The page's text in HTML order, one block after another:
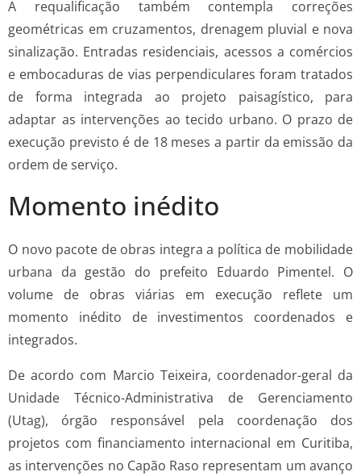
A requalificação também contempla correções
geométricas em cruzamentos, drenagem pluvial e nova
sinalização. Entradas residenciais, acessos a comércios
e embocaduras de vias perpendiculares foram tratados
de forma integrada ao projeto paisagístico, para
adaptar as intervenções ao tecido urbano. O prazo de
execução previsto é de 18 meses a partir da emissão da
ordem de serviço.
Momento inédito
O novo pacote de obras integra a política de mobilidade
urbana da gestão do prefeito Eduardo Pimentel. O
volume de obras viárias em execução reflete um
momento inédito de investimentos coordenados e
integrados.
De acordo com Marcio Teixeira, coordenador-geral da
Unidade Técnico-Administrativa de Gerenciamento
(Utag), órgão responsável pela coordenação dos
projetos com financiamento internacional em Curitiba,
as intervenções no Capão Raso representam um avanço